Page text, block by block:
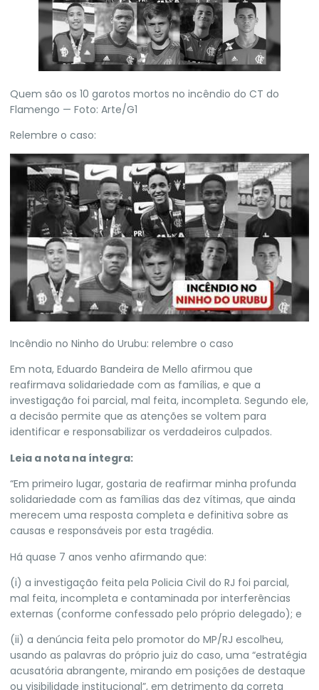
Quem são os 10 garotos mortos no incêndio do CT do
Flamengo — Foto: Arte/G1
Relembre o caso:
Incêndio no Ninho do Urubu: relembre o caso
Em nota, Eduardo Bandeira de Mello afirmou que
reafirmava solidariedade com as famílias, e que a
investigação foi parcial, mal feita, incompleta. Segundo ele,
a decisão permite que as atenções se voltem para
identificar e responsabilizar os verdadeiros culpados.
Leia a nota na íntegra:
“Em primeiro lugar, gostaria de reafirmar minha profunda
solidariedade com as famílias das dez vítimas, que ainda
merecem uma resposta completa e definitiva sobre as
causas e responsáveis por esta tragédia.
Há quase 7 anos venho afirmando que:
(i) a investigação feita pela Policia Civil do RJ foi parcial,
mal feita, incompleta e contaminada por interferências
externas (conforme confessado pelo próprio delegado); e
(ii) a denúncia feita pelo promotor do MP/RJ escolheu,
usando as palavras do próprio juiz do caso, uma “estratégia
acusatória abrangente, mirando em posições de destaque
ou visibilidade institucional”, em detrimento da correta